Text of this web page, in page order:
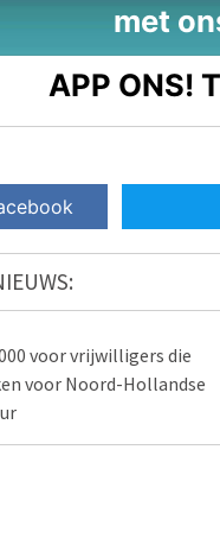
met
APP ONS!
voor vrijwilligers die
voor Noord-Hollandse